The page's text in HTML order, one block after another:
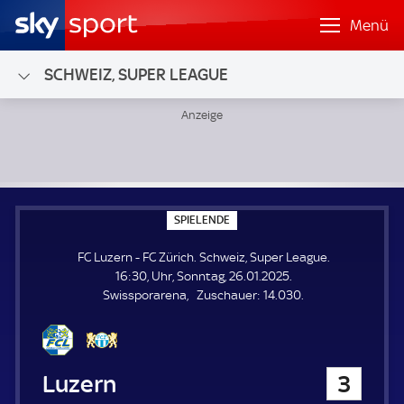
Menü
SCHWEIZ, SUPER LEAGUE
SPIELENDE
P
E
L
E
N
FC Luzern - FC Zürich. Schweiz, Super League.
16:30, Uhr, Sonntag, 26.01.2025.
Swissporarena
Zuschauer: Z
14.030.
FC Luzern 3